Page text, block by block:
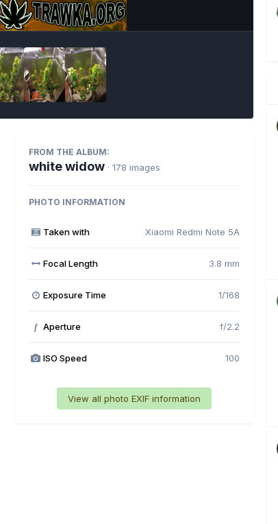
FROM THE ALBUM:
white widow · 178 images
PHOTO INFORMATION
Taken with Xiaomi Redmi Note 5A
Focal Length 3.8 mm
Exposure Time 1/168
f Aperture f/2.2
ISO Speed 100
View all photo EXIF information